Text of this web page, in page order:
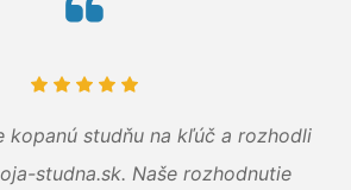
kopanú studňu na kľúč a rozhodli
studna.sk. Naše rozhodnutie